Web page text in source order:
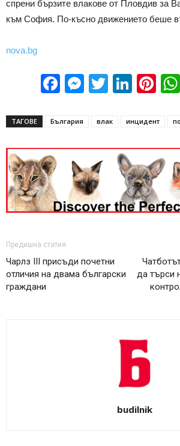
спрени бързите влакове от Пловдив за
към София. По-късно движението беше
nova.bg
Facebook
Messenger
Twitter
ТАГОВЕ България влак инцидент
Предишна статия
Чарлз III присъди почетни
отличия на двама български
граждани
да търси
budilnik